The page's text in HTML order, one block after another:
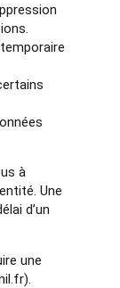
à
Une
d’un
une